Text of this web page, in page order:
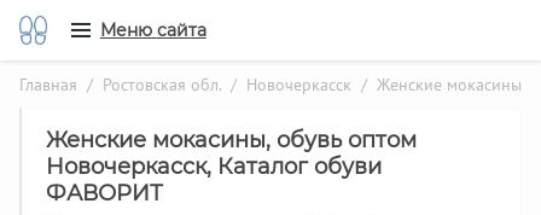
Меню сайта
Главная / Ростовская обл. / Новочеркасск / Женские мокасины
Женские мокасины, обувь оптом
Новочеркасск, Каталог обуви
ФАВОРИТ